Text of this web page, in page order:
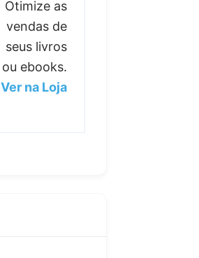
Otimize as
vendas de
seus livros
ou ebooks.
Ver na Loja